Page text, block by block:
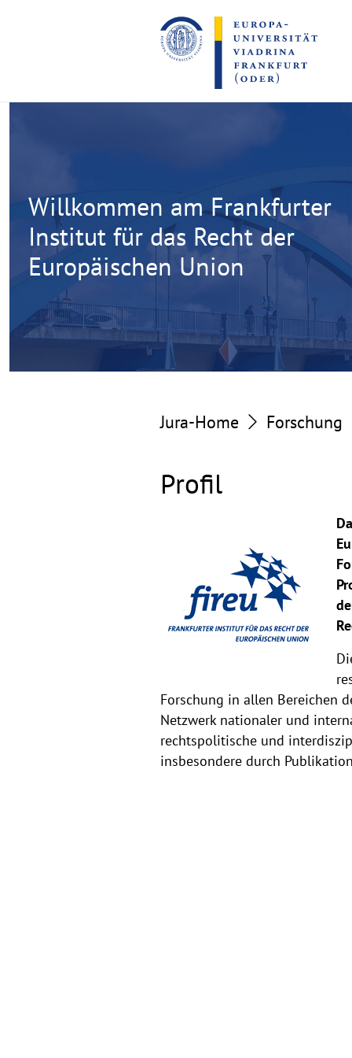
to
the
content
to
the
footer
Frankfurter
Institut
für
das
Recht
der
Europäischen
Union
Willkommen am Frankfurter
Institut für das Recht der
Europäischen Union
Jura-Home Forschung
Profil
Forschung in allen Bereichen
Netzwerk nationaler und
rechtspolitische und
insbesondere durch